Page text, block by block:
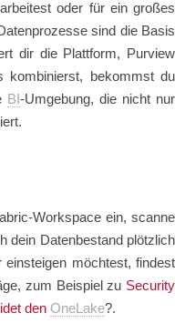
oder für ein großes
sind die Basis
dir die Plattform, Purview
kombinierst, bekommst du
BI-Umgebung, die nicht nur
Workspace ein, scanne
dein Datenbestand plötzlich
möchtest, findest
zum Beispiel zu Security
den OneLake?.